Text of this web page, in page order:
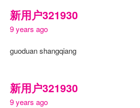
新用户321930
9 years ago
guoduan shangqiang
新用户321930
9 years ago